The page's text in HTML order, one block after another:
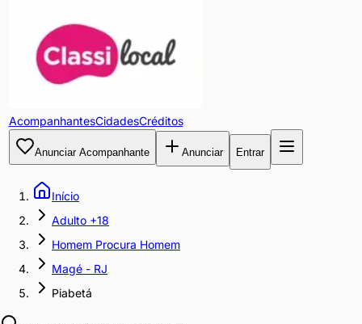
AcompanhantesCidadesCréditos
Anunciar Acompanhante Anunciar Entrar
Início
Adulto +18
Homem Procura Homem
Magé - RJ
Piabetá